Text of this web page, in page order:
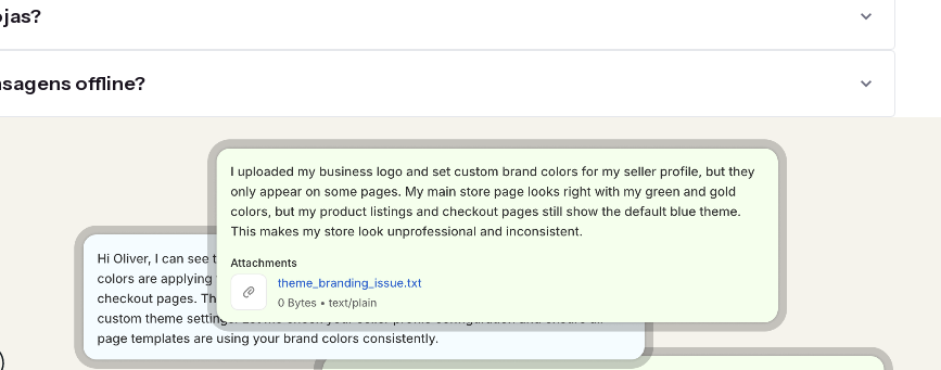
offline?